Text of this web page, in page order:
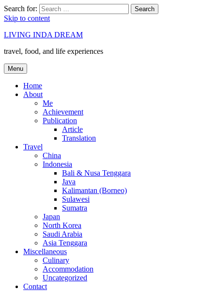
Search for: Search
Skip to content
LIVING INDA DREAM
travel, food, and life experiences
Menu
Home
About
Me
Achievement
Publication
Article
Translation
Travel
China
Indonesia
Bali & Nusa Tenggara
Java
Kalimantan (Borneo)
Sulawesi
Sumatra
Japan
North Korea
Saudi Arabia
Asia Tenggara
Miscellaneous
Culinary
Accommodation
Uncategorized
Contact